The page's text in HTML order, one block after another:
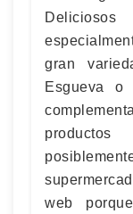
gran
Esgueva o
web